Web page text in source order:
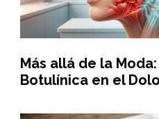
Más allá de la
Botulínica en el